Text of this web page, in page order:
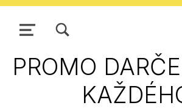
NAVIGÁCIA
PROMO